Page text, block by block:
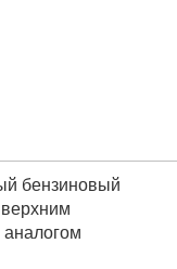
бензиновый